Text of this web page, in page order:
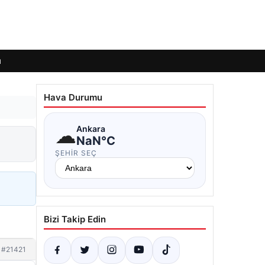
#21421
Hava Durumu
☁Ankara
NaN°C
ŞEHIR SEÇ
Bizi Takip Edin